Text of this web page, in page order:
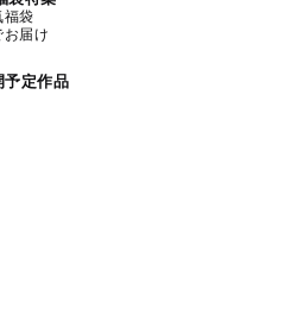
福袋
お届け
予定作品